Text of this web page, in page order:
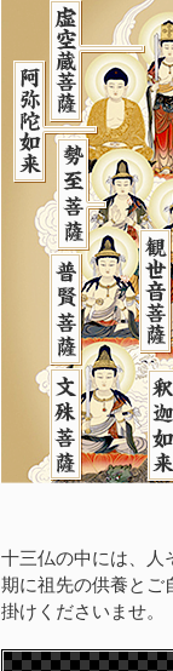
十三仏の中には、人
期に祖先の供養とご
掛けくださいませ。